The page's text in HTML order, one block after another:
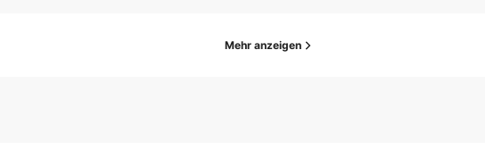
Mehr anzeigen